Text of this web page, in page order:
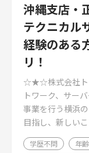
沖縄支店・
テクニカル
経験のある
リ！
☆★☆株式会社ト
トワーク、サー
事業を行う横浜
目指し、新しい
学歴不問 年